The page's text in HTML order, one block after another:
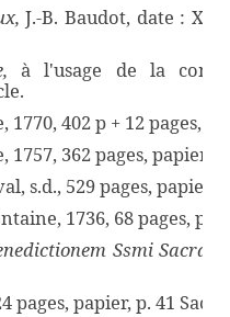
J.-B. Baudot, date :
à l'usage de la
1770, 402 p + 12 pages,
1757, 362 pages, papier,
s.d., 529 pages, papier,
1736, 68 pages,
Ssmi
pages, papier, p. 41